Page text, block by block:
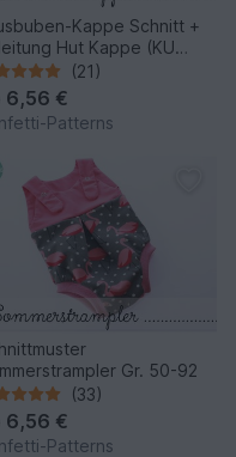
Kappe Schnitt +
Hut Kappe (KU
bis 58cm)
(21)
6,56 €
Patterns
Gr. 50-92
(33)
6,56 €
Patterns